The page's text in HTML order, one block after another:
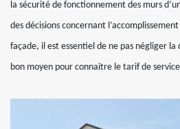
la sécurité de fonctionnement des murs
des décisions concernant
façade, il est essentiel de ne pas négliger la
bon moyen pour connaitre le tarif de